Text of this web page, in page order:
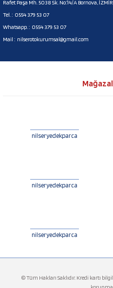
Rafet Paşa Mh. 5038 Sk. No:14/A Bornova, İZMİR
Tel. : 0554 379 53 07
Whatsapp. : 0554 379 53 07
Mail : nilserotokurumsal@gmail.com
nilseryedekparca
nilseryedekparca
nilseryedekparca
© Tüm Hakları Saklıdır. Kredi kartı